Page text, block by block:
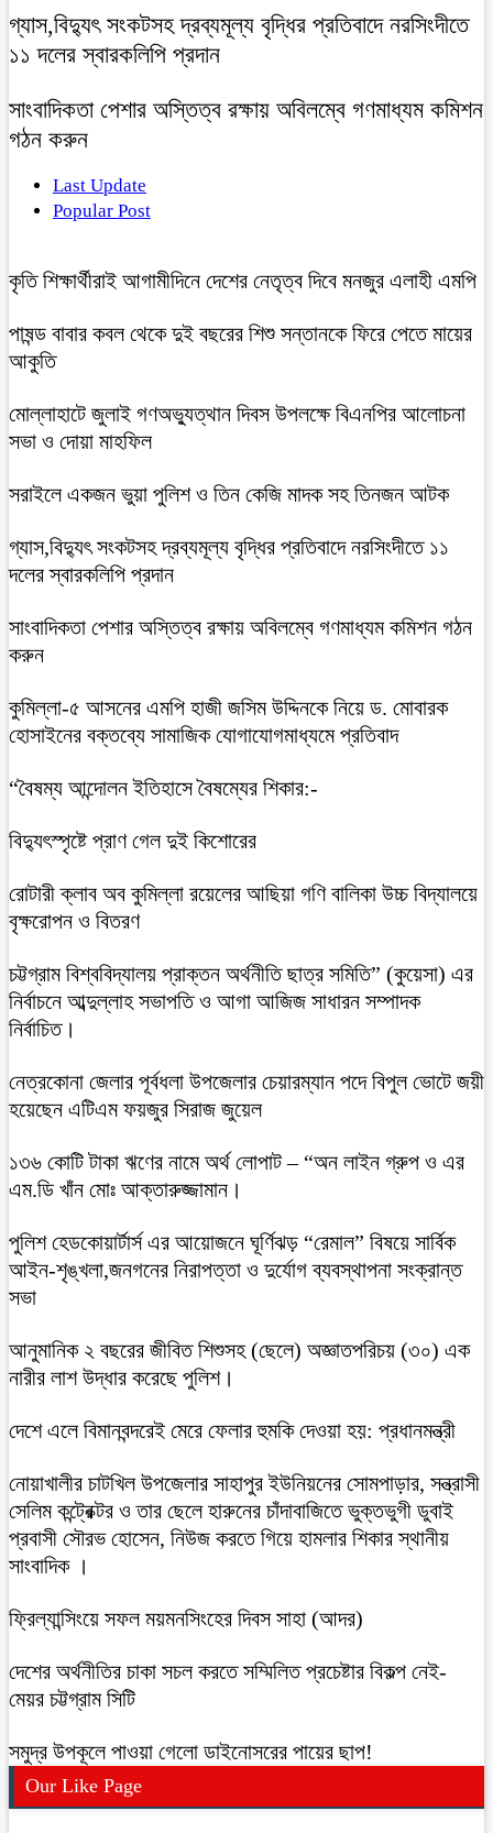
গ্যাস,বিদ্যুৎ সংকটসহ দ্রব্যমূল্য বৃদ্ধির প্রতিবাদে নরসিংদীতে
১১ দলের স্বারকলিপি প্রদান
সাংবাদিকতা পেশার অস্তিত্ব রক্ষায় অবিলম্বে গণমাধ্যম কমিশন
গঠন করুন
Last Update
Popular Post
কৃতি শিক্ষার্থীরাই আগামীদিনে দেশের নেতৃত্ব দিবে মনজুর এলাহী এমপি
পাষন্ড বাবার কবল থেকে দুই বছরের শিশু সন্তানকে ফিরে পেতে মায়ের
আকুতি
মোল্লাহাটে জুলাই গণঅভ্যুত্থান দিবস উপলক্ষে বিএনপির আলোচনা
সভা ও দোয়া মাহফিল
সরাইলে একজন ভুয়া পুলিশ ও তিন কেজি মাদক সহ তিনজন আটক
গ্যাস,বিদ্যুৎ সংকটসহ দ্রব্যমূল্য বৃদ্ধির প্রতিবাদে নরসিংদীতে ১১
দলের স্বারকলিপি প্রদান
সাংবাদিকতা পেশার অস্তিত্ব রক্ষায় অবিলম্বে গণমাধ্যম কমিশন গঠন
করুন
কুমিল্লা-৫ আসনের এমপি হাজী জসিম উদ্দিনকে নিয়ে ড. মোবারক
হোসাইনের বক্তব্যে সামাজিক যোগাযোগমাধ্যমে প্রতিবাদ
“বৈষম্য আন্দোলন ইতিহাসে বৈষম্যের শিকার:-
বিদ্যুৎস্পৃষ্টে প্রাণ গেল দুই কিশোরের
রোটারী ক্লাব অব কুমিল্লা রয়েলের আছিয়া গণি বালিকা উচ্চ বিদ্যালয়ে
বৃক্ষরোপন ও বিতরণ
চট্টগ্রাম বিশ্ববিদ্যালয় প্রাক্তন অর্থনীতি ছাত্র সমিতি” (কুয়েসা) এর
নির্বাচনে আব্দুল্লাহ সভাপতি ও আগা আজিজ সাধারন সম্পাদক
নির্বাচিত।
নেত্রকোনা জেলার পূর্বধলা উপজেলার চেয়ারম্যান পদে বিপুল ভোটে জয়ী
হয়েছেন এটিএম ফয়জুর সিরাজ জুয়েল
১৩৬ কোটি টাকা ঋণের নামে অর্থ লোপাট – “অন লাইন গ্রুপ ও এর
এম.ডি খাঁন মোঃ আক্তারুজ্জামান।
পুলিশ হেডকোয়ার্টার্স এর আয়োজনে ঘূর্ণিঝড় “রেমাল” বিষয়ে সার্বিক
আইন-শৃঙ্খলা,জনগনের নিরাপত্তা ও দুর্যোগ ব্যবস্থাপনা সংক্রান্ত
সভা
আনুমানিক ২ বছরের জীবিত শিশুসহ (ছেলে) অজ্ঞাতপরিচয় (৩০) এক
নারীর লাশ উদ্ধার করেছে পুলিশ।
দেশে এলে বিমানবন্দরেই মেরে ফেলার হুমকি দেওয়া হয়: প্রধানমন্ত্রী
নোয়াখালীর চাটখিল উপজেলার সাহাপুর ইউনিয়নের সোমপাড়ার, সন্ত্রাসী
সেলিম কন্ট্রেক্টর ও তার ছেলে হারুনের চাঁদাবাজিতে ভুক্তভুগী ডুবাই
প্রবাসী সৌরভ হোসেন, নিউজ করতে গিয়ে হামলার শিকার স্থানীয়
সাংবাদিক ।
ফ্রিল্যান্সিংয়ে সফল ময়মনসিংহের দিবস সাহা (আদর)
দেশের অর্থনীতির চাকা সচল করতে সম্মিলিত প্রচেষ্টার বিকল্প নেই-
মেয়র চট্টগ্রাম সিটি
সমুদ্র উপকূলে পাওয়া গেলো ডাইনোসরের পায়ের ছাপ!
Our Like Page